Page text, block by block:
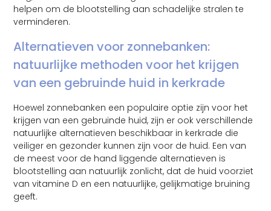
helpen om de blootstelling aan schadelijke stralen te
verminderen.
Alternatieven voor zonnebanken:
natuurlijke methoden voor het krijgen
van een gebruinde huid in kerkrade
Hoewel zonnebanken een populaire optie zijn voor het
krijgen van een gebruinde huid, zijn er ook verschillende
natuurlijke alternatieven beschikbaar in kerkrade die
veiliger en gezonder kunnen zijn voor de huid. Een van
de meest voor de hand liggende alternatieven is
blootstelling aan natuurlijk zonlicht, dat de huid voorziet
van vitamine D en een natuurlijke, gelijkmatige bruining
geeft.